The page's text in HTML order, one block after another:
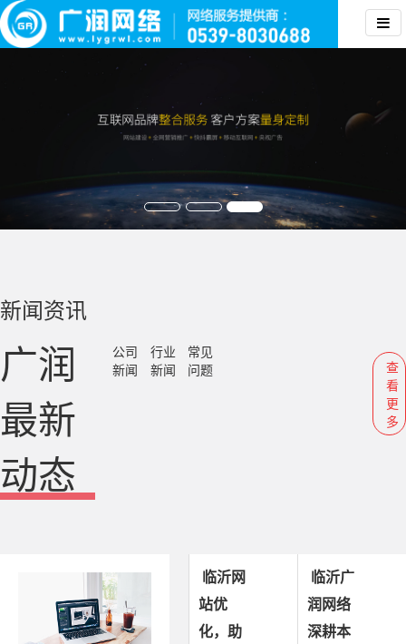
新闻资讯
广润
最新
动态
公司
新闻
行业
新闻
常见
问题
查
看
更
多
临沂网
站优
化，助
临沂广
润网络
深耕本